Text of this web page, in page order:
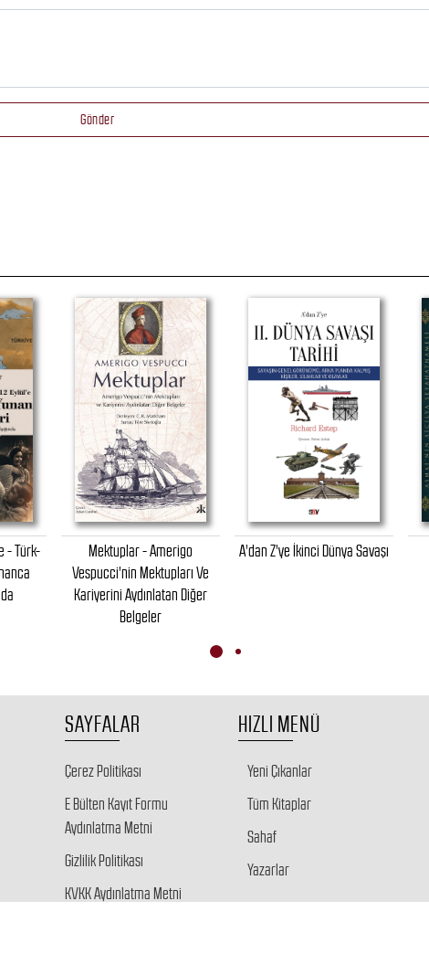
Gönder
- Türk-
Mektuplar - Amerigo
Vespucci'nin Mektupları Ve
Kariyerini Aydınlatan Diğer
Belgeler
A'dan Z'ye İkinci Dünya Savaşı
SAYFALAR
Çerez Politikası
E Bülten Kayıt Formu
Aydınlatma Metni
Gizlilik Politikası
KVKK Aydınlatma Metni
HIZLI MENÜ
Yeni Çıkanlar
Tüm Kitaplar
Sahaf
Yazarlar